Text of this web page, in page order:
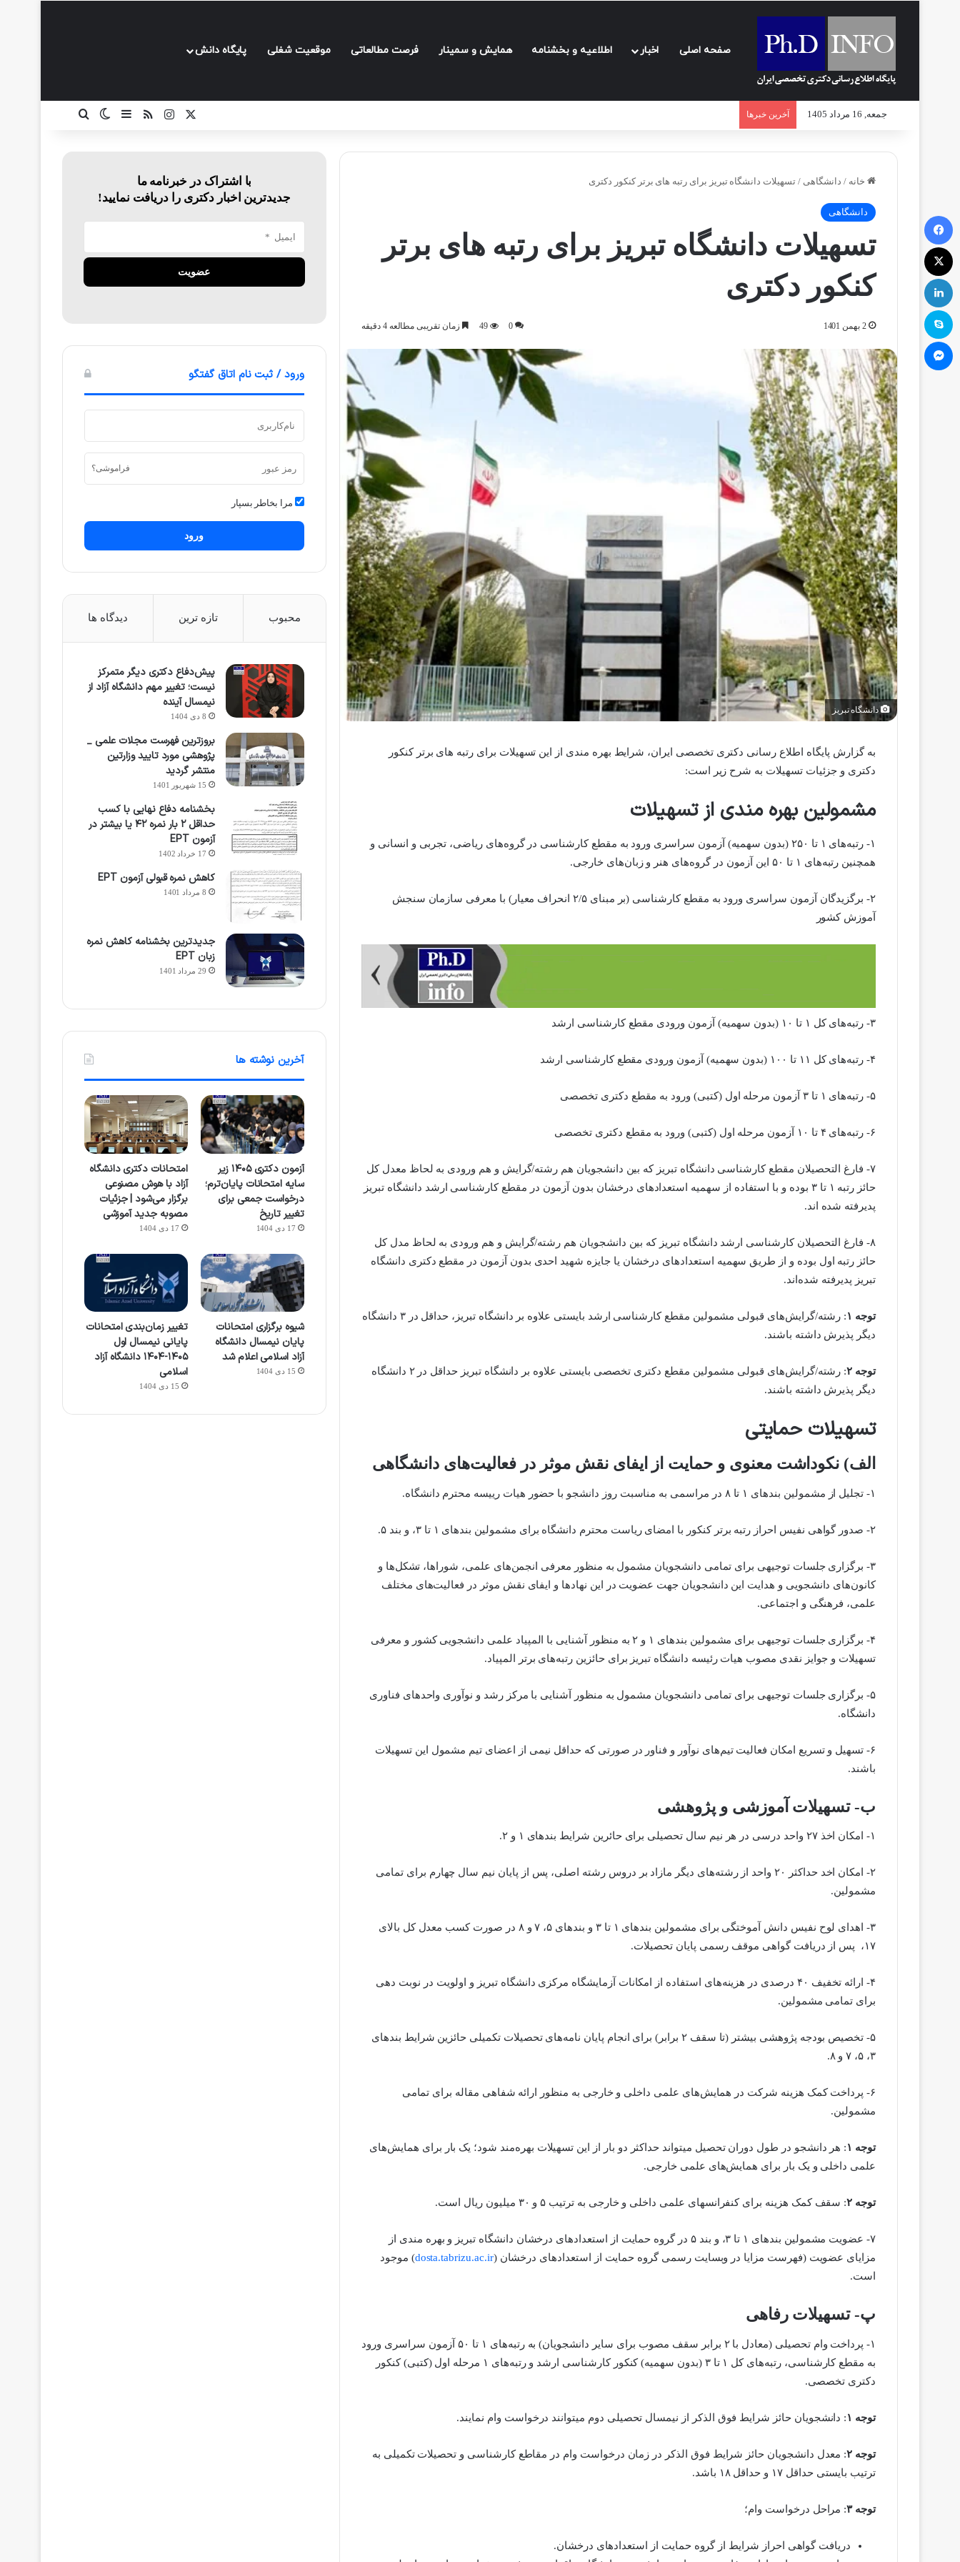
صفحه اصلی اخبار اطلاعیه و بخشنامه‌ همایش و سمینار فرصت مطالعاتی موقعیت شغلی پایگاه دانش
جمعه, 16 مرداد 1405 آخرین خبرها ایکساینستاگرام
خوراکسایدبارتغییر پوسته
خانه / دانشگاهی / تسهیلات دانشگاه تبریز برای رتبه های برتر کنکور دکتری
دانشگاهی
تسهیلات دانشگاه تبریز برای رتبه های برتر
کنکور دکتری
2 بهمن 1401 0
49 زمان تقریبی مطالعه 4 دقیقه
دانشگاه تبریز
به گزارش پایگاه اطلاع رسانی دکتری تخصصی ایران، شرایط بهره مندی از این تسهیلات برای رتبه های برتر کنکور
دکتری و جزئیات تسهیلات به شرح زیر است:
مشمولین بهره مندی از تسهیلات
۱- رتبه‌های ۱ تا ۲۵۰ (بدون سهمیه) آزمون سراسری ورود به مقطع کارشناسی در گروه‌های ریاضی، تجربی و انسانی و
همچنین رتبه‌های ۱ تا ۵۰ این آزمون در گروه‌های هنر و زبان‌های خارجی.
۲- برگزیدگان آزمون سراسری ورود به مقطع کارشناسی (بر مبنای ۲/۵ انحراف معیار) با معرفی سازمان سنجش
آموزش کشور
۳- رتبه‌های کل ۱ تا ۱۰ (بدون سهمیه) آزمون ورودی مقطع کارشناسی ارشد
۴- رتبه‌های کل ۱۱ تا ۱۰۰ (بدون سهمیه) آزمون ورودی مقطع کارشناسی ارشد
۵- رتبه‌های ۱ تا ۳ آزمون مرحله اول (کتبی) ورود به مقطع دکتری تخصصی
۶- رتبه‌های ۴ تا ۱۰ آزمون مرحله اول (کتبی) ورود به مقطع دکتری تخصصی
۷- فارغ التحصیلان مقطع کارشناسی دانشگاه تبریز که بین دانشجویان هم رشته/گرایش و هم ورودی به لحاظ معدل کل
حائز رتبه ۱ تا ۳ بوده و با استفاده از سهمیه استعدادهای درخشان بدون آزمون در مقطع کارشناسی ارشد دانشگاه تبریز
پدیرفته شده اند.
۸- فارغ التحصیلان کارشناسی ارشد دانشگاه تبریز که بین دانشجویان هم رشته/گرایش و هم ورودی به لحاظ مدل کل
حائز رتبه اول بوده و از طریق سهمیه استعدادهای درخشان یا جایزه شهید احدی بدون آزمون در مقطع دکتری دانشگاه
تبریز پدیرفته شده‌اند.
توجه ۱
: رشته/گرایش‌های قبولی مشمولین مقطع کارشناسی ارشد بایستی علاوه بر دانشگاه تبریز، حداقل در ۳ دانشگاه
دیگر پذیرش داشته باشند.
توجه ۲
: رشته/گرایش‌های قبولی مشمولین مقطع دکتری تخصصی بایستی علاوه بر دانشگاه تبریز حداقل در ۲ دانشگاه
دیگر پذیرش داشته باشند.
تسهیلات حمایتی
الف) نکوداشت معنوی و حمایت از ایفای نقش موثر در فعالیت‌های دانشگاهی
۱- تجلیل از مشمولین بندهای ۱ تا ۸ در مراسمی به مناسبت روز دانشجو با حضور هیات رییسه محترم دانشگاه.
۲- صدور گواهی نفیس احراز رتبه برتر کنکور با امضای ریاست محترم دانشگاه برای مشمولین بندهای ۱ تا ۳، و بند ۵.
۳- برگزاری جلسات توجیهی برای تمامی دانشجویان مشمول به منظور معرفی انجمن‌های علمی، شوراها، تشکل‌ها و
کانون‌های دانشجویی و هدایت این دانشجویان جهت عضویت در این نهادها و ایفای نقش موثر در فعالیت‌های مختلف
علمی، فرهنگی و اجتماعی.
۴- برگزاری جلسات توجیهی برای مشمولین بندهای ۱ و ۲ به منظور آشنایی با المپیاد علمی دانشجویی کشور و معرفی
تسهیلات و جوایز نقدی مصوب هیات رئیسه دانشگاه تبریز برای حائزین رتبه‌های برتر المپیاد.
۵- برگزاری جلسات توجیهی برای تمامی دانشجویان مشمول به منظور آشنایی با مرکز رشد و نوآوری واحدهای فناوری
دانشگاه.
۶- تسهیل و تسریع امکان فعالیت تیم‌های نوآور و فناور در صورتی که حداقل نیمی از اعضای تیم مشمول این تسهیلات
باشند.
ب- تسهیلات آموزشی و پژوهشی
۱- امکان اخذ ۲۷ واحد درسی در هر نیم سال تحصیلی برای حائرین شرایط بندهای ۱ و ۲.
۲- امکان اخد حداکثر ۲۰ واحد از رشته‌های دیگر مازاد بر دروس رشته اصلی، پس از پایان نیم سال چهارم برای تمامی
مشمولین.
۳- اهدای لوح نفیس دانش آموختگی برای مشمولین بندهای ۱ تا ۳ و بندهای ۵، ۷ و ۸ در صورت کسب معدل کل بالای
۱۷، پس از دریافت گواهی موقف رسمی پایان تحصیلات.
۴- ارائه تخفیف ۴۰ درصدی در هزینه‌های استفاده از امکانات آزمایشگاه مرکزی دانشگاه تبریز و اولویت در نوبت دهی
برای تمامی مشمولین.
۵- تخصیص بودجه پژوهشی بیشتر (تا سقف ۲ برابر) برای انجام پایان نامه‌های تحصیلات تکمیلی حائزین شرایط بندهای
۳، ۵، ۷ و ۸.
۶- پرداخت کمک هزینه شرکت در همایش‌های علمی داخلی و خارجی به منظور ارائه شفاهی مقاله برای تمامی
مشمولین.
توجه ۱
: هر دانشجو در طول دوران تحصیل میتواند حداکثر دو بار از این تسهیلات بهره‌مند شود؛ یک بار برای همایش‌های
علمی داخلی و یک بار برای همایش‌های علمی خارجی.
توجه ۲ : سقف کمک هزینه برای کنفرانسهای علمی داخلی و خارجی به ترتیب ۵ و ۳۰ میلیون ریال است.
۷- عضویت مشمولین بندهای ۱ تا ۳، و بند ۵ در گروه حمایت از استعدادهای درخشان دانشگاه تبریز و بهره مندی از
مزایای عضویت (فهرست مزایا در وبسایت رسمی گروه حمایت از استعدادهای درخشان (dosta.tabrizu.ac.ir) موجود
است.
پ- تسهیلات رفاهی
۱- پرداخت وام تحصیلی (معادل با ۲ برابر سقف مصوب برای سایر دانشجویان) به رتبه‌های ۱ تا ۵۰ آزمون سراسری ورود
به مقطع کارشناسی، رتبه‌های کل ۱ تا ۳ (بدون سهمیه) کنکور کارشناسی ارشد و رتبه‌های ۱ مرحله اول (کتبی) کنکور
دکتری تخصصی.
توجه ۱ : دانشجویان حائز شرایط فوق الذکر از نیمسال تحصیلی دوم میتوانند درخواست وام نمایند.
توجه ۲
: معدل دانشجویان حائز شرایط فوق الذکر در زمان درخواست وام در مقاطع کارشناسی و تحصیلات تکمیلی به
ترتیب بایستی حداقل ۱۷ و حداقل ۱۸ باشد.
توجه ۳ : مراحل درخواست وام؛
دریافت گواهی احراز شرایط از گروه حمایت از استعدادهای درخشان.
با اشتراک در خبرنامه ما
جدیدترین اخبار دکتری را دریافت نمایید!
ورود / ثبت نام اتاق گفتگو
فراموشی؟
مرا بخاطر بسپار
ورود
محبوب تازه ترین دیدگاه ها
پیش‌دفاع دکتری دیگر متمرکز
نیست؛ تغییر مهم دانشگاه آزاد از
نیمسال آینده
8 دی 1404
بروزترین فهرست مجلات علمی _
پژوهشی مورد تایید وزارتین
منتشر گردید
15 شهریور 1401
بخشنامه دفاع نهایی با کسب
حداقل ۲ بار نمره ۴۲ یا بیشتر در
آزمون EPT
17 خرداد 1402
کاهش نمره قبولی آزمون EPT
8 مرداد 1401
جدیدترین بخشنامه کاهش نمره
زبان EPT
29 مرداد 1401
آخرین نوشته ها
آزمون دکتری ۱۴۰۵ زیر
سایه امتحانات پایان‌ترم؛
درخواست جمعی برای
تغییر تاریخ
17 دی 1404
امتحانات دکتری دانشگاه
آزاد با هوش مصنوعی
برگزار می‌شود | جزئیات
مصوبه جدید آموزشی
17 دی 1404
شیوه برگزاری امتحانات
پایان نیمسال دانشگاه
آزاد اسلامی اعلام شد
15 دی 1404
تغییر زمان‌بندی امتحانات
پایانی نیمسال اول
۱۴۰۵-۱۴۰۴ دانشگاه آزاد
اسلامی
15 دی 1404